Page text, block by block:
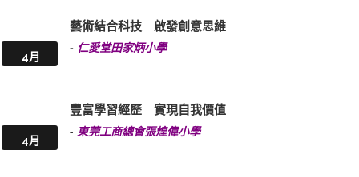
4月
藝術結合科技 啟發創意思維
- 仁愛堂田家炳小學
4月
豐富學習經歷 實現自我價值
- 東莞工商總會張煌偉小學